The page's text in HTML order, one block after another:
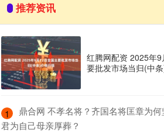
推荐资讯
红腾网配资 2025年
要批发市场当归(中
1
鼎合网 不孝名将？齐国名将匡章为
君为自己母亲厚葬？